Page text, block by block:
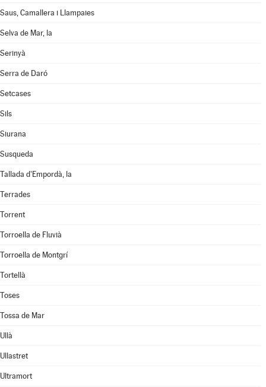
Saus, Camallera i Llampaies
Selva de Mar, la
Serinyà
Serra de Daró
Setcases
Sils
Siurana
Susqueda
Tallada d'Empordà, la
Terrades
Torrent
Torroella de Fluvià
Torroella de Montgrí
Tortellà
Toses
Tossa de Mar
Ullà
Ullastret
Ultramort